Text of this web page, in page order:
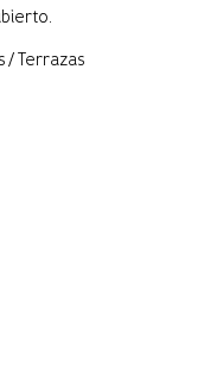
/ Terrazas